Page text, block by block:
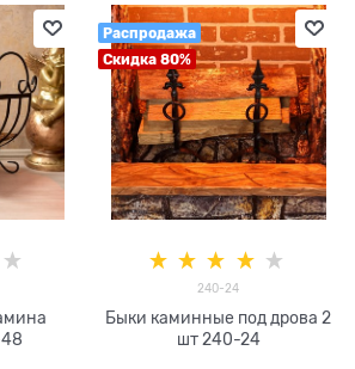
Распродажа
Скидка 80%
240-24
Быки каминные под дрова 2
шт 240-24